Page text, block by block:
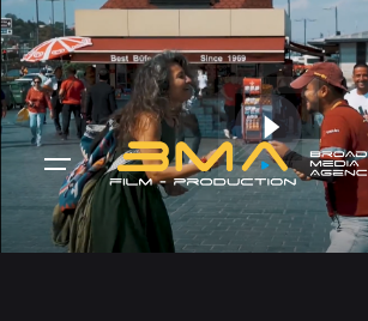
S
k
i
p
t
n